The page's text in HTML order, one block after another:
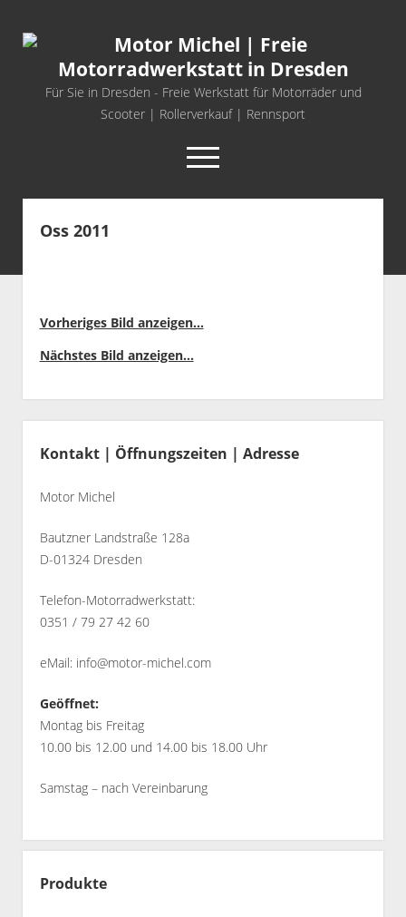
Motor
Michel
Motorradwerkstatt
Für Sie in Dresden - Freie Werkstatt für Motorräder und
Scooter | Rollerverkauf | Rennsport
open
menu
facebookinfo@motor-michel.com
email-formwhatsapp
Rennsport
open
Bilder
Oss 2011
Vorheriges Bild anzeigen...
Nächstes Bild anzeigen...
Kontakt | Öffnungszeiten | Adresse
Motor Michel
Bautzner Landstraße 128a
D-01324 Dresden
Telefon-Motorradwerkstatt:
0351 / 79 27 42 60
eMail: info@motor-michel.com
Geöffnet:
Montag bis Freitag
10.00 bis 12.00 und 14.00 bis 18.00 Uhr
Samstag – nach Vereinbarung
Produkte